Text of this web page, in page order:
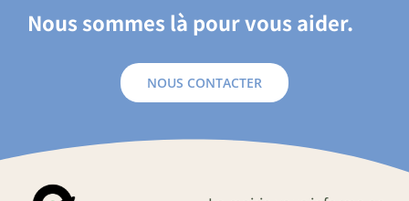
Nous sommes là pour vous aider.
NOUS CONTACTER